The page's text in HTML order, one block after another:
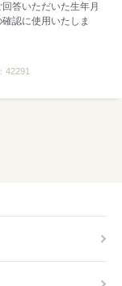
答いただいた生年月
認に使用いたしま
42291